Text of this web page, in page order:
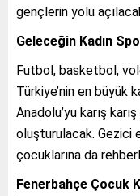
gençlerin yolu
Geleceğin Kadın
Futbol, basketbol,
Türkiye’nin en büyük
Anadolu’yu karış
oluşturulacak. Gezici
çocuklarına da
Fenerbahçe Çocuk